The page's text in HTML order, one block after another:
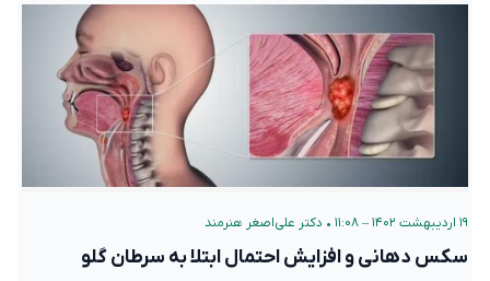
۱۹ اردیبهشت ۱۴۰۲ – ۱۱:۰۸ • دکتر علی‌اصغر هنرمند
سکس دهانی و افزایش احتمال ابتلا به سرطان گلو